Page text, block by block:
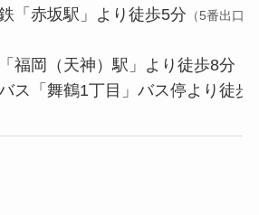
「赤坂駅」より徒歩5分 （5番出口経
福岡（天神）駅」より徒歩8分
ス「舞鶴1丁目」バス停より徒歩